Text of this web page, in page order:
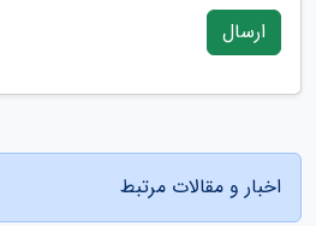
ارسال
اخبار و مقالات مرتبط